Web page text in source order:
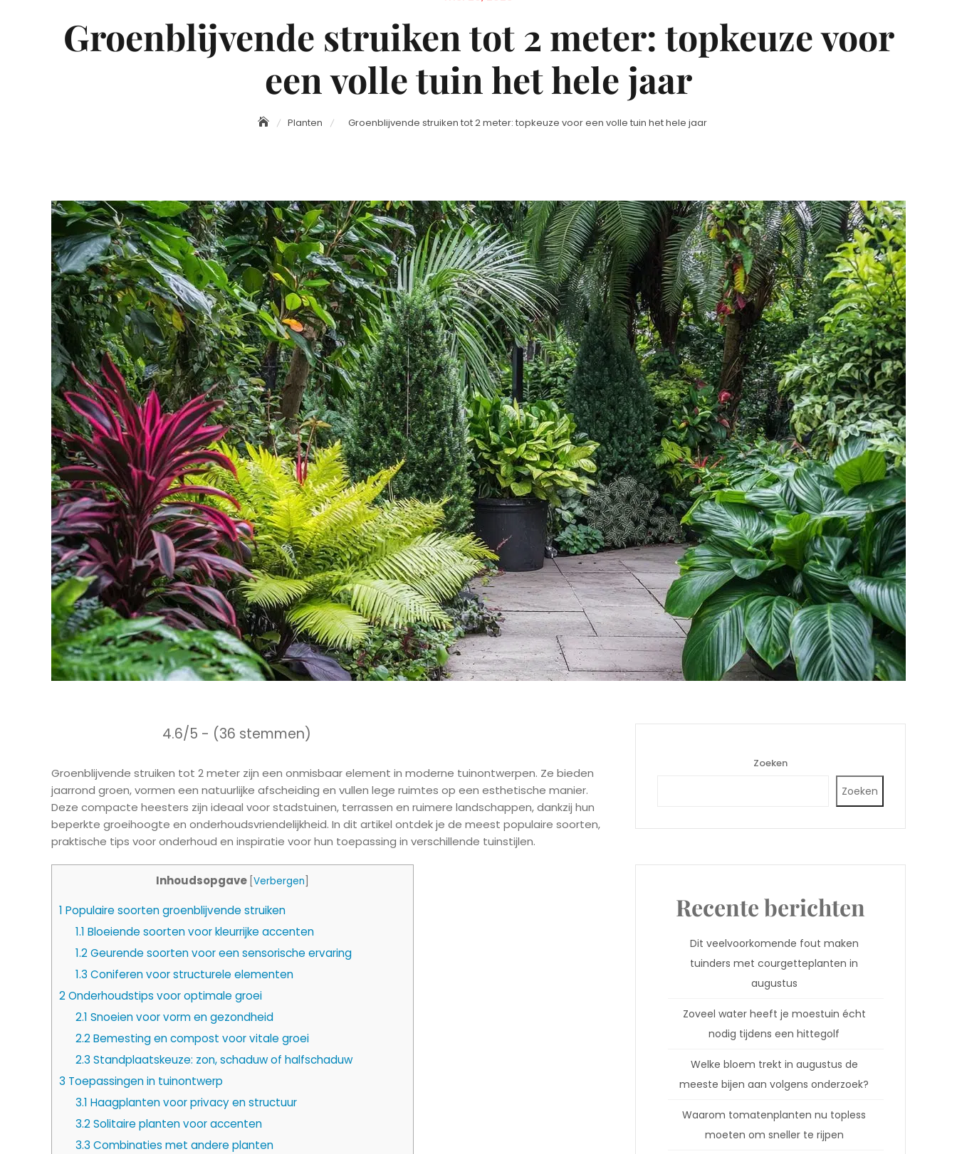
Groenblijvende struiken tot 2 meter: topkeuze voor
een volle tuin het hele jaar
Planten Groenblijvende struiken tot 2 meter: topkeuze voor een volle tuin het hele jaar
4.6/5 - (36 stemmen)
Groenblijvende struiken tot 2 meter zijn een onmisbaar element in moderne tuinontwerpen. Ze bieden
jaarrond groen, vormen een natuurlijke afscheiding en vullen lege ruimtes op een esthetische manier.
Deze compacte heesters zijn ideaal voor stadstuinen, terrassen en ruimere landschappen, dankzij hun
beperkte groeihoogte en onderhoudsvriendelijkheid. In dit artikel ontdek je de meest populaire soorten,
praktische tips voor onderhoud en inspiratie voor hun toepassing in verschillende tuinstijlen.
Inhoudsopgave Verbergen
1 Populaire soorten groenblijvende struiken
1.1 Bloeiende soorten voor kleurrijke accenten
1.2Geurende soorten voor een sensorische ervaring
1.3 Coniferen voor structurele elementen
2Onderhoudstips voor optimale groei
2.1 Snoeien voor vorm en gezondheid
2.2Bemesting en compost voor vitale groei
2.3 Standplaatskeuze: zon, schaduw of halfschaduw
3 Toepassingen in tuinontwerp
3.1 Haagplanten voor privacy en structuur
3.2Solitaire planten voor accenten
3.3 Combinaties met andere planten
Zoeken
Zoeken
Recente berichten
Dit veelvoorkomende fout maken
tuinders met courgetteplanten in
augustus
Zoveel water heeft je moestuin écht
nodig tijdens een hittegolf
Welke bloem trekt in augustus de
meeste bijen aan volgens onderzoek?
Waarom tomatenplanten nu topless
moeten om sneller te rijpen